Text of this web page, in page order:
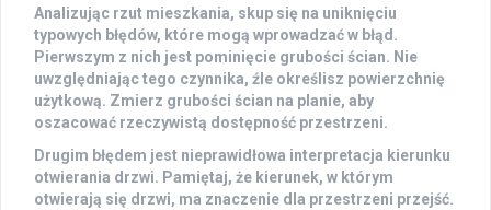
Analizując rzut mieszkania, skup się na uniknięciu
typowych błędów, które mogą wprowadzać w błąd.
Pierwszym z nich jest pominięcie grubości ścian. Nie
uwzględniając tego czynnika, źle określisz powierzchnię
użytkową. Zmierz grubości ścian na planie, aby
oszacować rzeczywistą dostępność przestrzeni.
Drugim błędem jest nieprawidłowa interpretacja kierunku
otwierania drzwi. Pamiętaj, że kierunek, w którym
otwierają się drzwi, ma znaczenie dla przestrzeni przejść.